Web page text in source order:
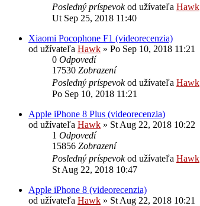
Posledný príspevokod užívateľa Hawk
Ut Sep 25, 2018 11:40
Xiaomi Pocophone F1 (videorecenzia)
od užívateľa Hawk » Po Sep 10, 2018 11:21
0 Odpovedí
17530 Zobrazení
Posledný príspevokod užívateľa Hawk
Po Sep 10, 2018 11:21
Apple iPhone 8 Plus (videorecenzia)
od užívateľa Hawk » St Aug 22, 2018 10:22
1 Odpovedí
15856 Zobrazení
Posledný príspevokod užívateľa Hawk
St Aug 22, 2018 10:47
Apple iPhone 8 (videorecenzia)
od užívateľa Hawk » St Aug 22, 2018 10:21